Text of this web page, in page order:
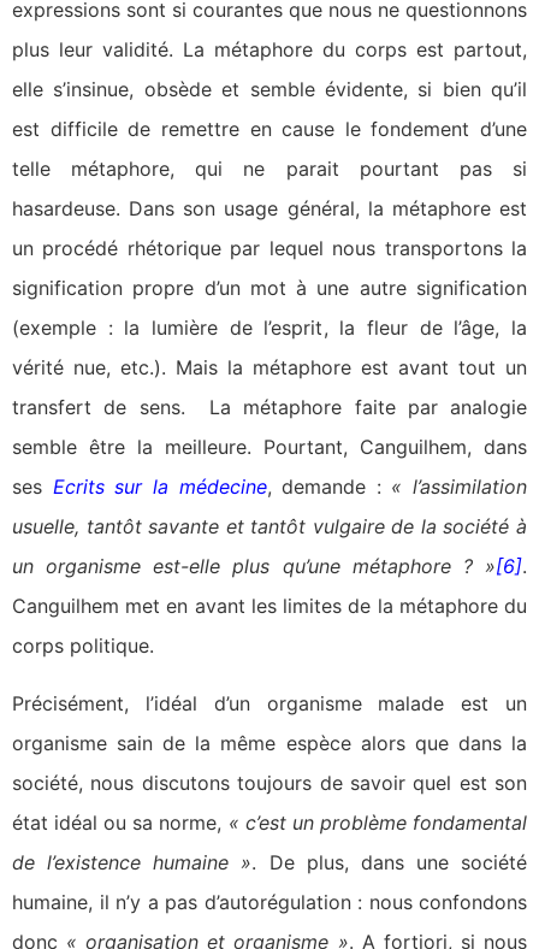
expressions sont si courantes que nous ne questionnons
plus leur validité. La métaphore du corps est partout,
elle s’insinue, obsède et semble évidente, si bien qu’il
est difficile de remettre en cause le fondement d’une
telle métaphore, qui ne parait pourtant pas si
hasardeuse. Dans son usage général, la métaphore est
un procédé rhétorique par lequel nous transportons la
signification propre d’un mot à une autre signification
(exemple : la lumière de l’esprit, la fleur de l’âge, la
vérité nue, etc.). Mais la métaphore est avant tout un
transfert de sens. La métaphore faite par analogie
semble être la meilleure. Pourtant, Canguilhem, dans
ses Ecrits sur la médecine, demande : « l’assimilation
usuelle, tantôt savante et tantôt vulgaire de la société à
un organisme est-elle plus qu’une métaphore ? »[6].
Canguilhem met en avant les limites de la métaphore du
corps politique.
Précisément, l’idéal d’un organisme malade est un
organisme sain de la même espèce alors que dans la
société, nous discutons toujours de savoir quel est son
état idéal ou sa norme, « c’est un problème fondamental
de l’existence humaine ». De plus, dans une société
humaine, il n’y a pas d’autorégulation : nous confondons
donc « organisation et organisme ». A fortiori, si nous